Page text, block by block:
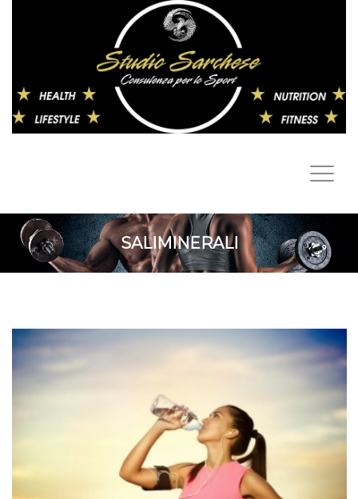
SALIMINERALI